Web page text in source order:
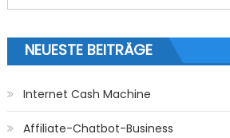
NEUESTE BEITRÄGE
Internet Cash Machine
Affiliate-Chatbot-Business